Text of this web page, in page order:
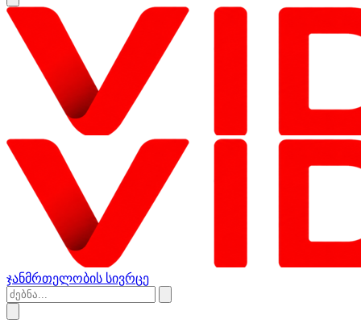
ჯანმრთელობის სივრცე